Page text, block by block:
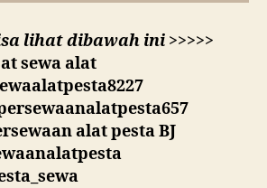
lihat dibawah ini >>>>>
sewa alat
alat pesta BJ